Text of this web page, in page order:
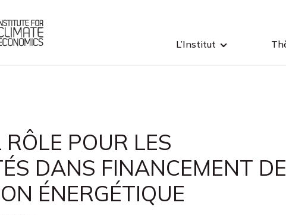
L’Institut
POUR LES
DANS FINANCEMENT DE
ÉNERGÉTIQUE